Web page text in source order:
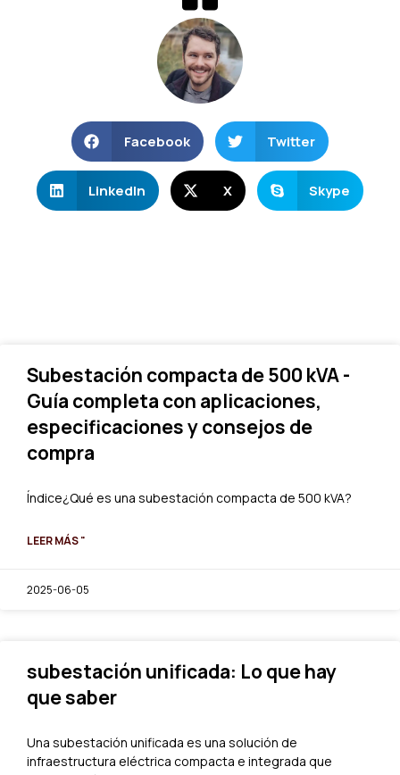
Facebook Twitter
LinkedIn X Skype
Subestación compacta de 500 kVA -
Guía completa con aplicaciones,
especificaciones y consejos de
compra
Índice¿Qué es una subestación compacta de 500 kVA?
LEER MÁS "
2025-06-05
subestación unificada: Lo que hay
que saber
Una subestación unificada es una solución de
infraestructura eléctrica compacta e integrada que